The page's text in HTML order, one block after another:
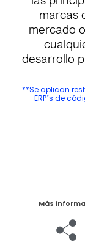
marcas
mercado
desarrollo
**Se aplican
ERP´s de
Más